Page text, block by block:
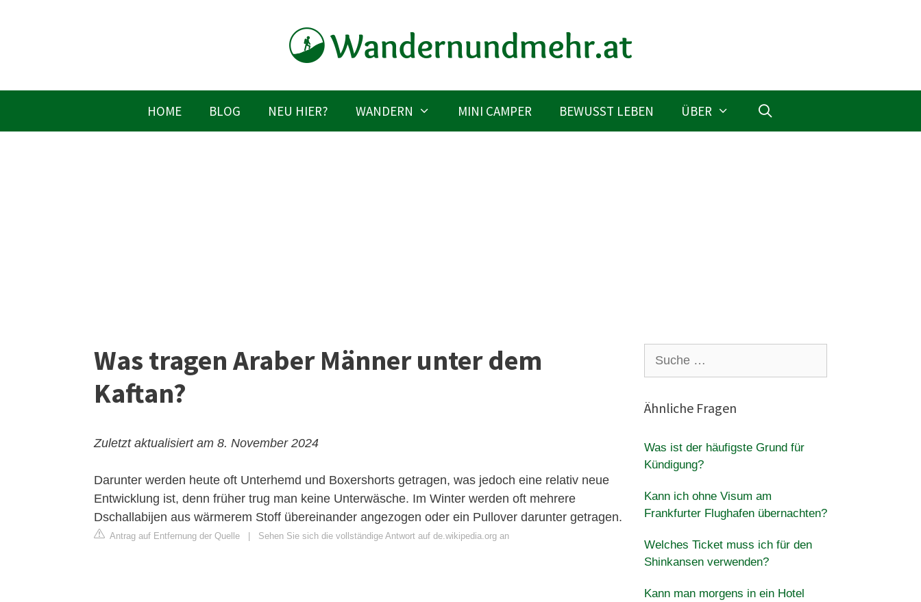
HOME BLOG NEU HIER? WANDERN MINI CAMPER BEWUSST LEBEN ÜBER
Was tragen Araber Männer unter dem
Kaftan?
Zuletzt aktualisiert am 8. November 2024
Darunter werden heute oft Unterhemd und Boxershorts getragen, was jedoch eine relativ neue
Entwicklung ist, denn früher trug man keine Unterwäsche. Im Winter werden oft mehrere
Dschallabijen aus wärmerem Stoff übereinander angezogen oder ein Pullover darunter getragen.
Antrag auf Entfernung der Quelle Sehen Sie sich die vollständige Antwort auf de.wikipedia.org an
nach:
Ähnliche Fragen
Was ist der häufigste Grund für
Kündigung?
Kann ich ohne Visum am
Frankfurter Flughafen übernachten?
Welches Ticket muss ich für den
Shinkansen verwenden?
Kann man morgens in ein Hotel